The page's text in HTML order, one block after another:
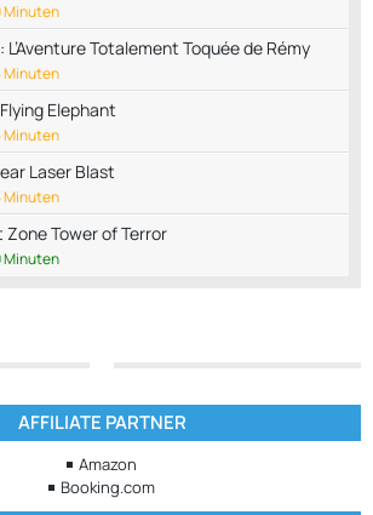
Minuten
Totalement Toquée de Rémy
Minuten
Elephant
Minuten
Laser Blast
Minuten
Zone Tower of Terror
Minuten
AFFILIATE PARTNER
Amazon
Booking.com